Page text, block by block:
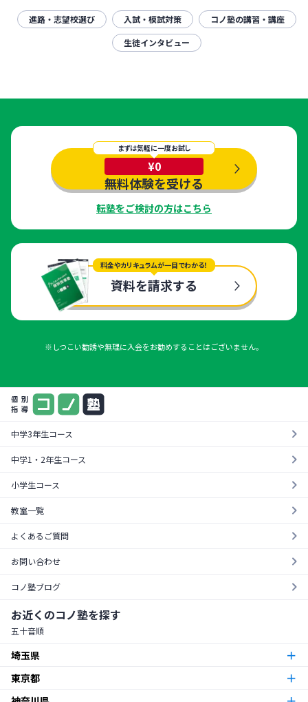
進路・志望校選び 入試・模試対策
コノ塾の講習・講座
生徒インタビュー
まずは気軽に一度お試し
¥0
無料体験を受ける
転塾をご検討の方はこちら
料金やカリキュラムが一目でわかる！
資料を請求する
※しつこい勧誘や無理に入会をお勧めすることはございません。
中学3年生コース
中学1・2年生コース
小学生コース
教室一覧
よくあるご質問
お問い合わせ
コノ塾ブログ
お近くのコノ塾を探す
五十音順
埼玉県
朝霞市
東京都